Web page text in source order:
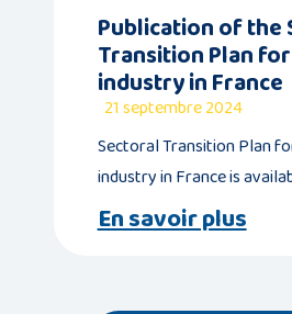
Publication of the
Transition Plan
industry in France
21 septembre 2024
Sectoral Transition Plan
industry in France is
En savoir plus